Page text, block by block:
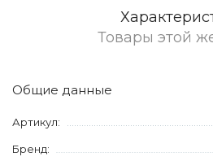
Товары этой
Общие данные
Артикул:
Бренд: